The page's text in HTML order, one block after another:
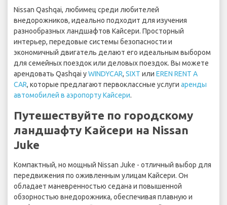
Nissan Qashqai, любимец среди любителей
внедорожников, идеально подходит для изучения
разнообразных ландшафтов Кайсери. Просторный
интерьер, передовые системы безопасности и
экономичный двигатель делают его идеальным выбором
для семейных поездок или деловых поездок. Вы можете
арендовать Qashqai уWINDYCAR, SIXT или EREN RENT A
CAR, которые предлагают первоклассные услуги аренды
автомобилей в аэропорту Кайсери.
Путешествуйте по городскому
ландшафту Кайсери на Nissan
Juke
Компактный, но мощный Nissan Juke - отличный выбор для
передвижения по оживленным улицам Кайсери. Он
обладает маневренностью седана и повышенной
обзорностью внедорожника, обеспечивая плавную и